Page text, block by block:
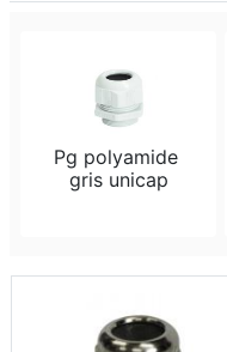
Pg polyamide
gris unicap